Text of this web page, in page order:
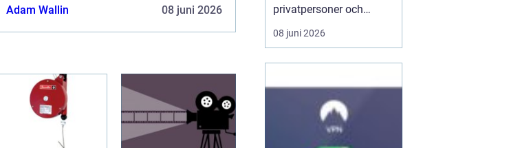
Adam Wallin 08 juni 2026
privatpersoner och
företag som vill ha
stabilt och snabbt
tekniker och bra
utrustning få...
08 juni 2026